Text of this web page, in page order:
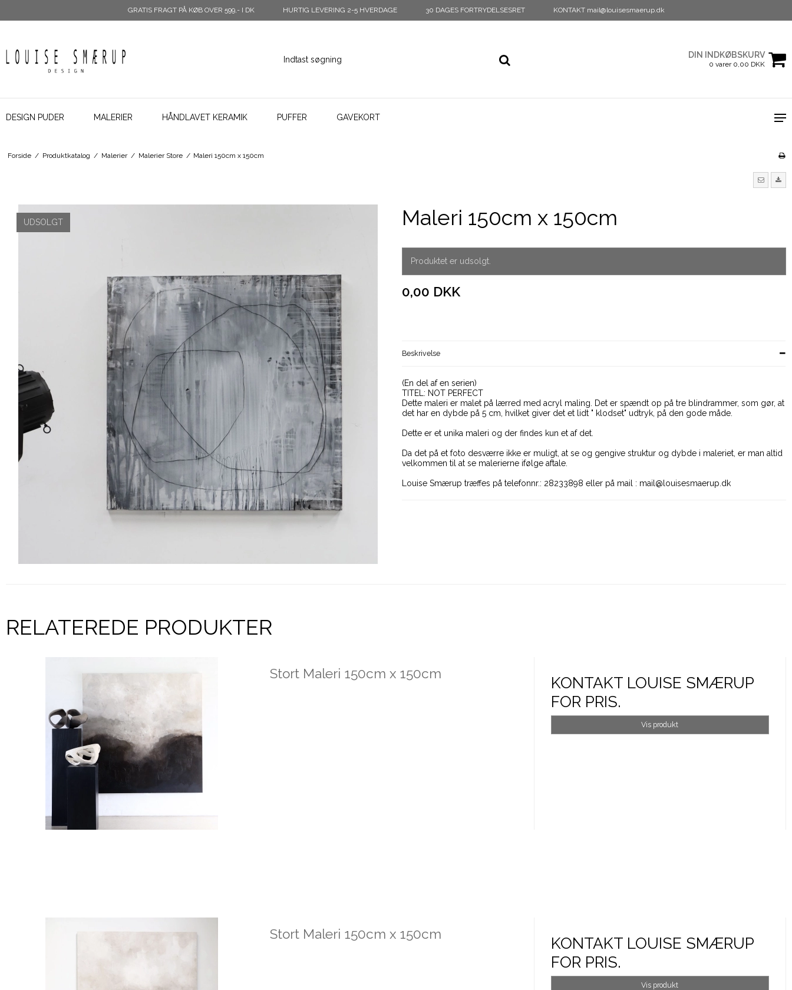
GRATIS FRAGT PÅ KØB OVER 599,- I DK HURTIG LEVERING 2-5 HVERDAGE 30 DAGES FORTRYDELSESRET KONTAKT mail@louisesmaerup.dk
DIN INDKØBSKURV
0 varer 0,00 DKK
DESIGN PUDER MALERIER HÅNDLAVET KERAMIK PUFFER GAVEKORT
Forside / Produktkatalog / Malerier / Malerier Store / Maleri 150cm x 150cm
UDSOLGT Maleri 150cm x 150cm
Produktet er udsolgt.
0,00 DKK
Beskrivelse
(En del af en serien)
TITEL: NOT PERFECT
Dette maleri er malet på lærred med acryl maling. Det er spændt op på tre blindrammer, som gør, at
det har en dybde på 5 cm, hvilket giver det et lidt " klodset" udtryk, på den gode måde.
Dette er et unika maleri og der findes kun et af det.
Da det på et foto desværre ikke er muligt, at se og gengive struktur og dybde i maleriet, er man altid
velkommen til at se malerierne ifølge aftale.
Louise Smærup træffes på telefonnr.: 28233898 eller på mail : mail@louisesmaerup.dk
RELATEREDE PRODUKTER
Stort Maleri 150cm x 150cm
KONTAKT LOUISE SMÆRUP
FOR PRIS.
Vis produkt
Stort Maleri 150cm x 150cm
KONTAKT LOUISE SMÆRUP
FOR PRIS.
Vis produkt